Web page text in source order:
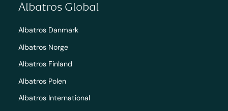
Albatros Global
Albatros Danmark
Albatros Norge
Albatros Finland
Albatros Polen
Albatros International